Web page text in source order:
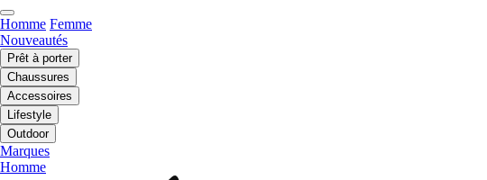
Homme Femme
Nouveautés
Prêt à porter
Chaussures
Accessoires
Lifestyle
Outdoor
Marques
Homme